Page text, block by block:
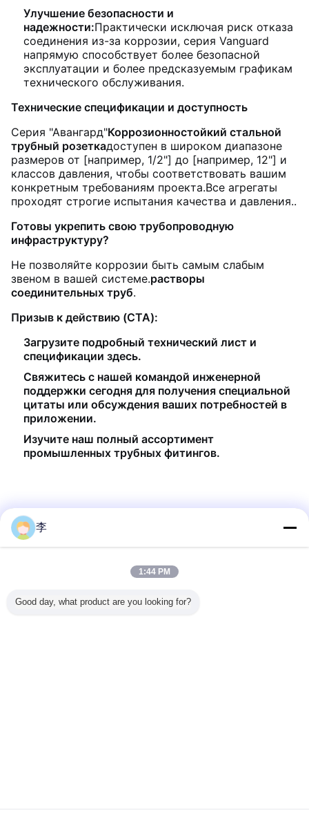
Улучшение безопасности и
надежности:Практически исключая риск отказа
соединения из-за коррозии, серия Vanguard
напрямую способствует более безопасной
эксплуатации и более предсказуемым графикам
технического обслуживания.
Технические спецификации и доступность
Серия "Авангард"Коррозионностойкий стальной
трубный розеткадоступен в широком диапазоне
размеров от [например, 1/2"] до [например, 12"] и
классов давления, чтобы соответствовать вашим
конкретным требованиям проекта.Все агрегаты
проходят строгие испытания качества и давления..
Готовы укрепить свою трубопроводную
инфраструктуру?
Не позволяйте коррозии быть самым слабым
звеном в вашей системе.растворы
соединительных труб.
Призыв к действию (CTA):
Загрузите подробный технический лист и
спецификации здесь.
Свяжитесь с нашей командой инженерной
поддержки сегодня для получения специальной
цитаты или обсуждения ваших потребностей в
приложении.
Изучите наш полный ассортимент
промышленных трубных фитингов.
Рекомендуемые продукты
李
1:44 PM
Good day, what product are you looking for?